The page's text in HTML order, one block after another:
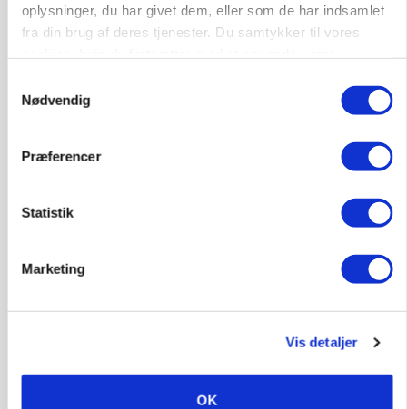
oplysninger, du har givet dem, eller som de har indsamlet
fra din brug af deres tjenester. Du samtykker til vores
Nødvendig
Præferencer
Statistik
Marketing
Vis detaljer
OK
9670, Løgstør 03. aug.
ULVE